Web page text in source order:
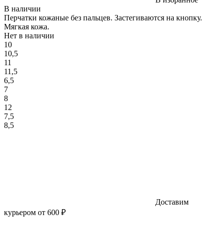
В наличии
Перчатки кожаные без пальцев. Застегиваются на кнопку.
Мягкая кожа.
Нет в наличии
10
10,5
11
11,5
6,5
7
8
12
7,5
8,5
Доставим
курьером от 600 ₽